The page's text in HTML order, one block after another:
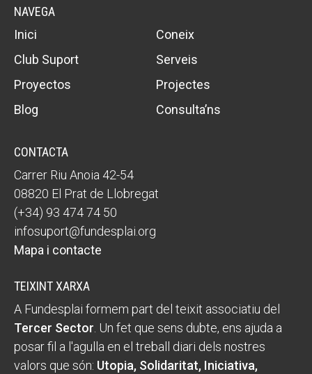
NAVEGA
Inici
Coneix
Club Suport
Serveis
Proyectos
Projectes
Blog
Consulta’ns
CONTACTA
Carrer Riu Anoia 42-54
08820 El Prat de Llobregat
(+34) 93 474 74 50
infosuport@fundesplai.org
Mapa i contacte
TEIXINT XARXA
A Fundesplai formem part del teixit associatiu del
Tercer Sector . Un fet que sens dubte, ens ajuda a
posar fil a l'agulla en el treball diari dels nostres
valors que són: Utopia, Solidaritat, Iniciativa,